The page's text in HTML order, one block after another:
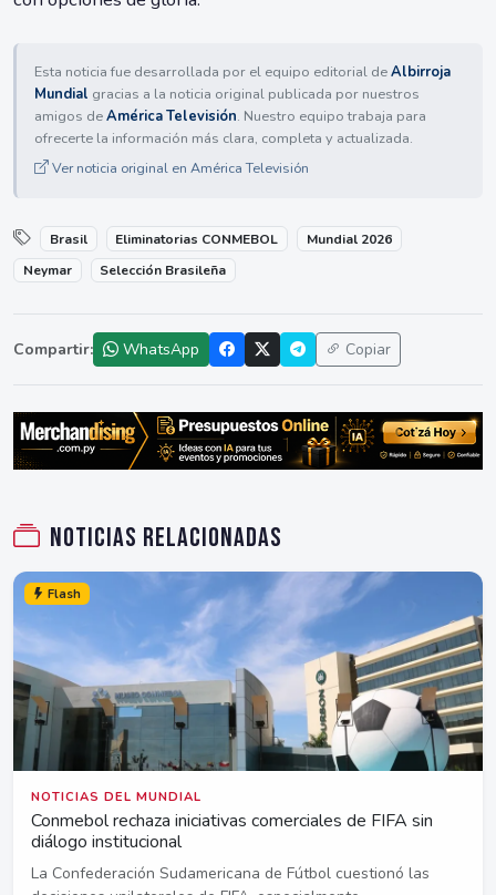
Esta noticia fue desarrollada por el equipo editorial deAlbirroja
Mundial gracias a la noticia original publicada por nuestros
amigos deAmérica Televisión. Nuestro equipo trabaja para
ofrecerte la información más clara, completa y actualizada.
Ver noticia original en América Televisión
Brasil Eliminatorias CONMEBOL
Mundial 2026
Neymar
Selección Brasileña
Compartir: WhatsApp Copiar
Noticias relacionadas
Flash
NOTICIAS DEL MUNDIAL
Conmebol rechaza iniciativas comerciales de FIFA sin
diálogo institucional
La Confederación Sudamericana de Fútbol cuestionó las